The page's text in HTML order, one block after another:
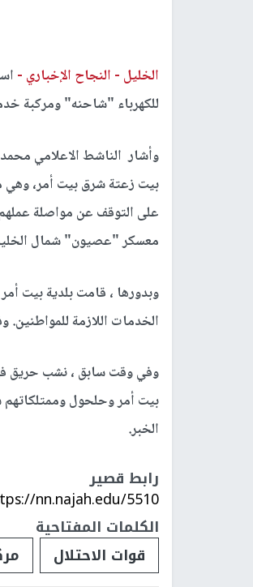
الخليل - النجاح الإخباري -
للكهرباء "شاحنه" ومركبة
وأشار الناشط الاعلامي
بيت زعتة شرق بيت أمر، وهي
على التوقف عن مواصلة
معسكر "عصيون" شمال
وبدورها ، قامت بلدية بيت
الخدمات اللازمة للمواطنين.
وفي وقت سابق ، نشب حريق
بيت أمر وحلحول وممتلكاتهم
الخبر.
رابط قصير
nn.najah.edu/5510/
الكلمات المفتاحية
قوات الاحتلال